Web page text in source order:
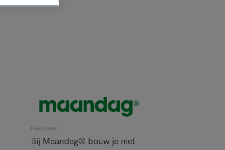
(Recruiter)
Bij Maandag® bouw je niet